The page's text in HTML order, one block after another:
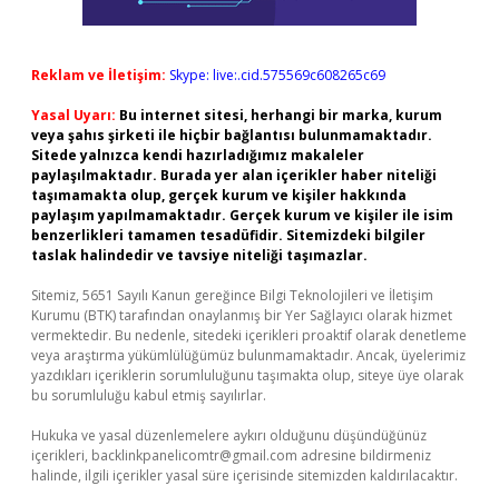
Reklam ve İletişim: Skype: live:.cid.575569c608265c69
Yasal Uyarı: Bu internet sitesi, herhangi bir marka, kurum
veya şahıs şirketi ile hiçbir bağlantısı bulunmamaktadır.
Sitede yalnızca kendi hazırladığımız makaleler
paylaşılmaktadır. Burada yer alan içerikler haber niteliği
taşımamakta olup, gerçek kurum ve kişiler hakkında
paylaşım yapılmamaktadır. Gerçek kurum ve kişiler ile isim
benzerlikleri tamamen tesadüfidir. Sitemizdeki bilgiler
taslak halindedir ve tavsiye niteliği taşımazlar.
Sitemiz, 5651 Sayılı Kanun gereğince Bilgi Teknolojileri ve İletişim
Kurumu (BTK) tarafından onaylanmış bir Yer Sağlayıcı olarak hizmet
vermektedir. Bu nedenle, sitedeki içerikleri proaktif olarak denetleme
veya araştırma yükümlülüğümüz bulunmamaktadır. Ancak, üyelerimiz
yazdıkları içeriklerin sorumluluğunu taşımakta olup, siteye üye olarak
bu sorumluluğu kabul etmiş sayılırlar.
Hukuka ve yasal düzenlemelere aykırı olduğunu düşündüğünüz
içerikleri, backlinkpanelicomtr@gmail.com adresine bildirmeniz
halinde, ilgili içerikler yasal süre içerisinde sitemizden kaldırılacaktır.